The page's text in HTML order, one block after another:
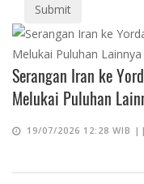
Submit
Serangan Iran ke
Melukai Puluhan
19/07/2026 12:28 WIB ||